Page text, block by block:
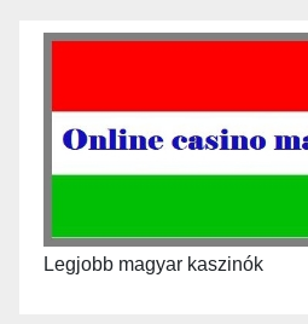
Legjobb magyar kaszinók